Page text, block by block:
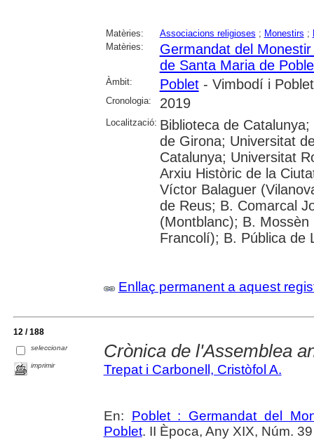
Matèries: Associacions religioses ; Monestirs ;
Matèries:
Germandat del
de Santa Maria de
Àmbit: Poblet- Vimbodí i Poblet
Cronologia: 2019
Localització: Biblioteca de
de Girona; Universitat
Catalunya; Universitat
Arxiu Històric de la
Víctor Balaguer
de Reus; B. Comarcal
(Montblanc); B.
Francolí); B. Pública de
Enllaç permanent a aquest
12 / 188
seleccionar
imprimir
Crònica de l'Assemblea
Trepat i Carbonell, Cristòfol A.
En: Poblet : Germandat del
Poblet. II Època, Any XIX, Núm.